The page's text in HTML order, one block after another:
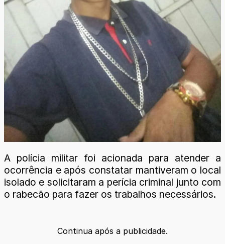
A polícia militar foi acionada para atender a
ocorrência e após constatar mantiveram o local
isolado e solicitaram a perícia criminal junto com
o rabecão para fazer os trabalhos necessários.
Continua após a publicidade.